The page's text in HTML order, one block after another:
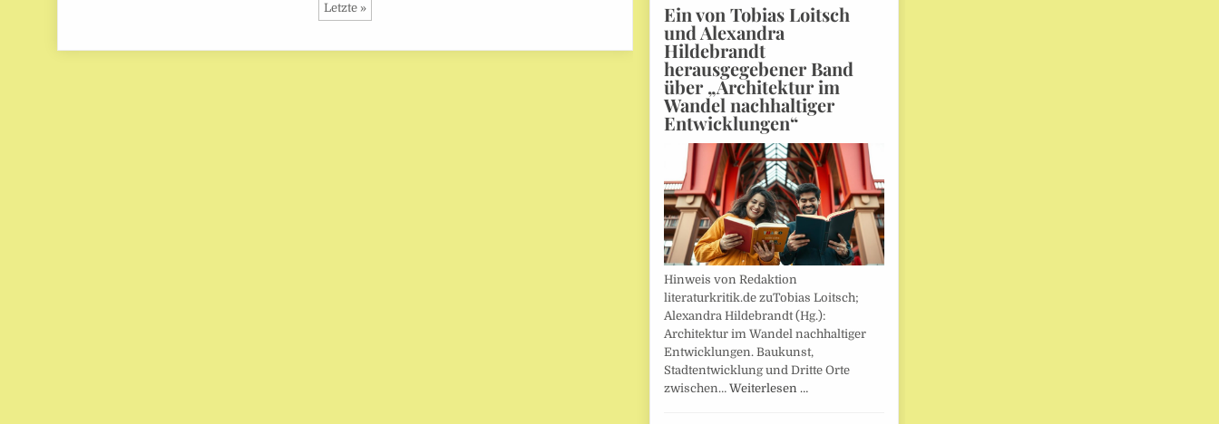
Letzte » Ein von Tobias Loitsch
und Alexandra
Hildebrandt
herausgegebener Band
über „Architektur im
Wandel nachhaltiger
Entwicklungen“
Hinweis von Redaktion
literaturkritik.de zuTobias Loitsch;
Alexandra Hildebrandt (Hg.):
Architektur im Wandel nachhaltiger
Entwicklungen. Baukunst,
Stadtentwicklung und Dritte Orte
zwischen… Weiterlesen …